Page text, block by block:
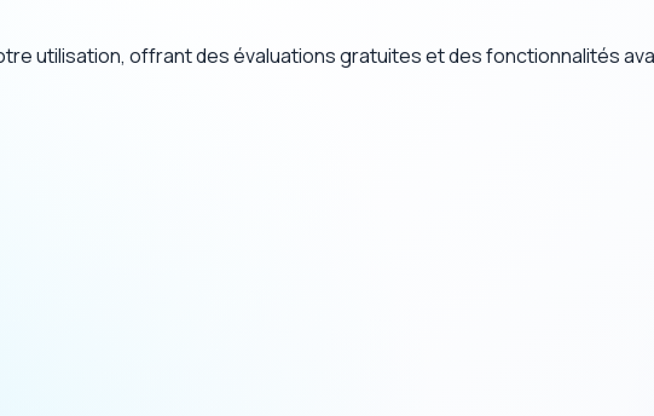
utilisation, offrant des évaluations gratuites et des fonctionnalités